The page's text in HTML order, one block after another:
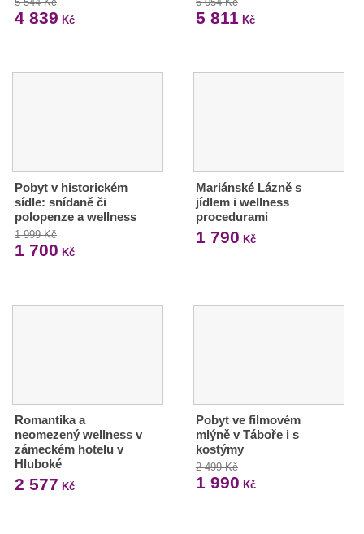
4 839 Kč 5 811 Kč
Pobyt v historickém
sídle: snídaně či
polopenze a wellness
1 999 Kč
1 700 Kč
Mariánské Lázně s
jídlem i wellness
procedurami
1 790 Kč
Romantika a
neomezený wellness v
zámeckém hotelu v
Hluboké
2 577 Kč
Pobyt ve filmovém
mlýně v Táboře i s
kostýmy
2 499 Kč
1 990 Kč